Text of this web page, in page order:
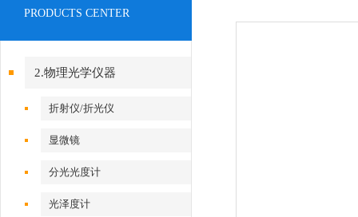
PRODUCTS CENTER
2.物理光学仪器
折射仪/折光仪
显微镜
分光光度计
光泽度计